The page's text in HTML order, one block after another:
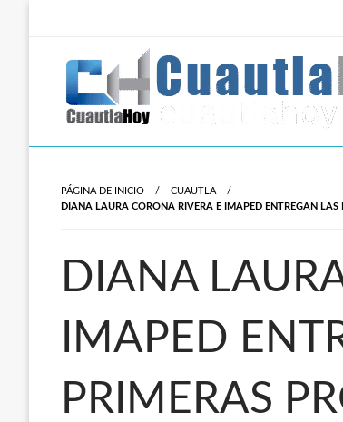
Revista digital del oriente de Morelos.
PÁGINA DE INICIO
CUAUTLA
DIANA LAURA CORONA RIVERA E IMAPED ENTREGAN
DIANA
IMAPED
PRIMERAS